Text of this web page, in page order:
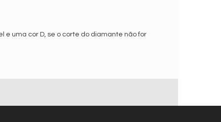
e uma cor D, se o corte do diamante não for